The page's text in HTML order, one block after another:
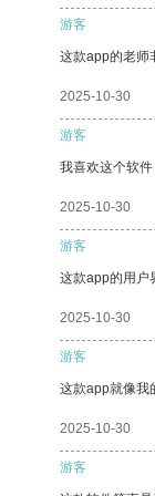
游客
这款app的老师
2025-10-30
游客
我喜欢这个软
2025-10-30
游客
这款app的用户
2025-10-30
游客
这款app就像我
2025-10-30
游客